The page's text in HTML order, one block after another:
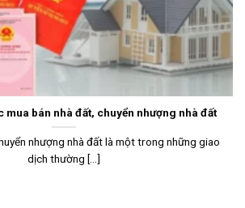
mua bán nhà đất, chuyển nhượng nhà đất
nhượng nhà đất là một trong những giao
dịch thường [...]